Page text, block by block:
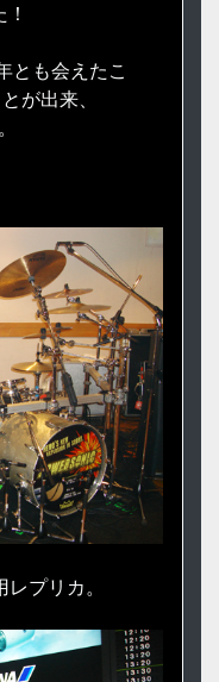
とも会えたこ
が出来、
プリカ。